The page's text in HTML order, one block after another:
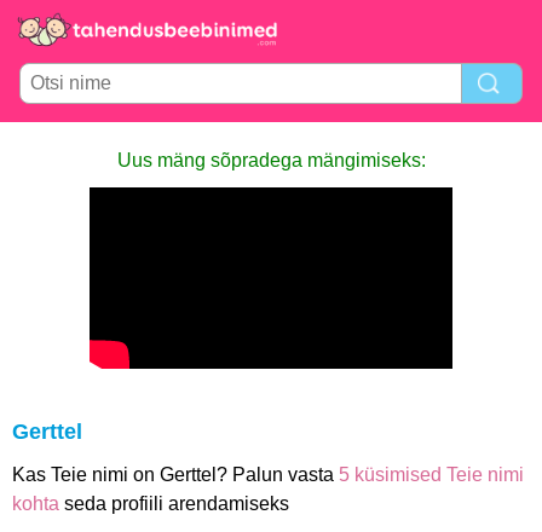
Uus mäng sõpradega mängimiseks:
Gerttel
Kas Teie nimi on Gerttel? Palun vasta 5 küsimised Teie nimi
kohta seda profiili arendamiseks